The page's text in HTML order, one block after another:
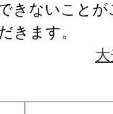
きないこと
きます。